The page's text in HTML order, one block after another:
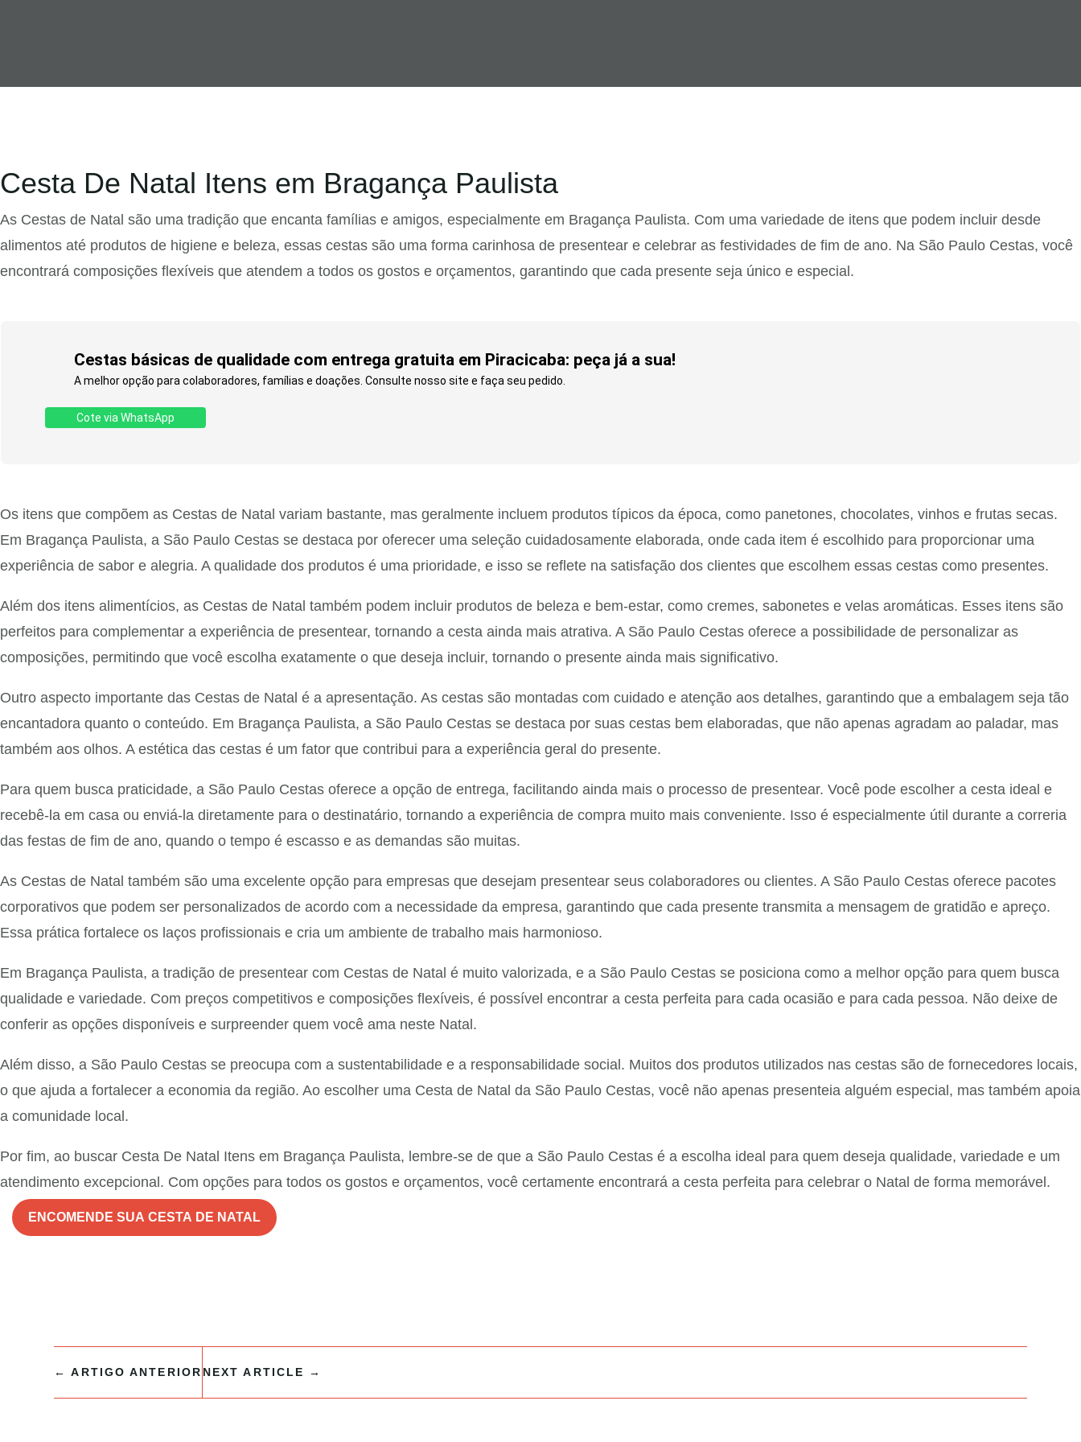
Cesta De Natal Itens em Bragança Paulista
As Cestas de Natal são uma tradição que encanta famílias e amigos, especialmente em Bragança Paulista. Com uma variedade de itens que podem incluir desde
alimentos até produtos de higiene e beleza, essas cestas são uma forma carinhosa de presentear e celebrar as festividades de fim de ano. Na São Paulo Cestas, você
encontrará composições flexíveis que atendem a todos os gostos e orçamentos, garantindo que cada presente seja único e especial.
Cestas básicas de qualidade com entrega gratuita em Piracicaba: peça já a sua!
A melhor opção para colaboradores, famílias e doações. Consulte nosso site e faça seu pedido.
Cote via WhatsApp
Os itens que compõem as Cestas de Natal variam bastante, mas geralmente incluem produtos típicos da época, como panetones, chocolates, vinhos e frutas secas.
Em Bragança Paulista, a São Paulo Cestas se destaca por oferecer uma seleção cuidadosamente elaborada, onde cada item é escolhido para proporcionar uma
experiência de sabor e alegria. A qualidade dos produtos é uma prioridade, e isso se reflete na satisfação dos clientes que escolhem essas cestas como presentes.
Além dos itens alimentícios, as Cestas de Natal também podem incluir produtos de beleza e bem-estar, como cremes, sabonetes e velas aromáticas. Esses itens são
perfeitos para complementar a experiência de presentear, tornando a cesta ainda mais atrativa. A São Paulo Cestas oferece a possibilidade de personalizar as
composições, permitindo que você escolha exatamente o que deseja incluir, tornando o presente ainda mais significativo.
Outro aspecto importante das Cestas de Natal é a apresentação. As cestas são montadas com cuidado e atenção aos detalhes, garantindo que a embalagem seja tão
encantadora quanto o conteúdo. Em Bragança Paulista, a São Paulo Cestas se destaca por suas cestas bem elaboradas, que não apenas agradam ao paladar, mas
também aos olhos. A estética das cestas é um fator que contribui para a experiência geral do presente.
Para quem busca praticidade, a São Paulo Cestas oferece a opção de entrega, facilitando ainda mais o processo de presentear. Você pode escolher a cesta ideal e
recebê-la em casa ou enviá-la diretamente para o destinatário, tornando a experiência de compra muito mais conveniente. Isso é especialmente útil durante a correria
das festas de fim de ano, quando o tempo é escasso e as demandas são muitas.
As Cestas de Natal também são uma excelente opção para empresas que desejam presentear seus colaboradores ou clientes. A São Paulo Cestas oferece pacotes
corporativos que podem ser personalizados de acordo com a necessidade da empresa, garantindo que cada presente transmita a mensagem de gratidão e apreço.
Essa prática fortalece os laços profissionais e cria um ambiente de trabalho mais harmonioso.
Em Bragança Paulista, a tradição de presentear com Cestas de Natal é muito valorizada, e a São Paulo Cestas se posiciona como a melhor opção para quem busca
qualidade e variedade. Com preços competitivos e composições flexíveis, é possível encontrar a cesta perfeita para cada ocasião e para cada pessoa. Não deixe de
conferir as opções disponíveis e surpreender quem você ama neste Natal.
Além disso, a São Paulo Cestas se preocupa com a sustentabilidade e a responsabilidade social. Muitos dos produtos utilizados nas cestas são de fornecedores locais,
o que ajuda a fortalecer a economia da região. Ao escolher uma Cesta de Natal da São Paulo Cestas, você não apenas presenteia alguém especial, mas também apoia
a comunidade local.
Por fim, ao buscar Cesta De Natal Itens em Bragança Paulista, lembre-se de que a São Paulo Cestas é a escolha ideal para quem deseja qualidade, variedade e um
atendimento excepcional. Com opções para todos os gostos e orçamentos, você certamente encontrará a cesta perfeita para celebrar o Natal de forma memorável.
ENCOMENDE SUA CESTA DE NATAL
←ARTIGO ANTERIOR NEXT ARTICLE →